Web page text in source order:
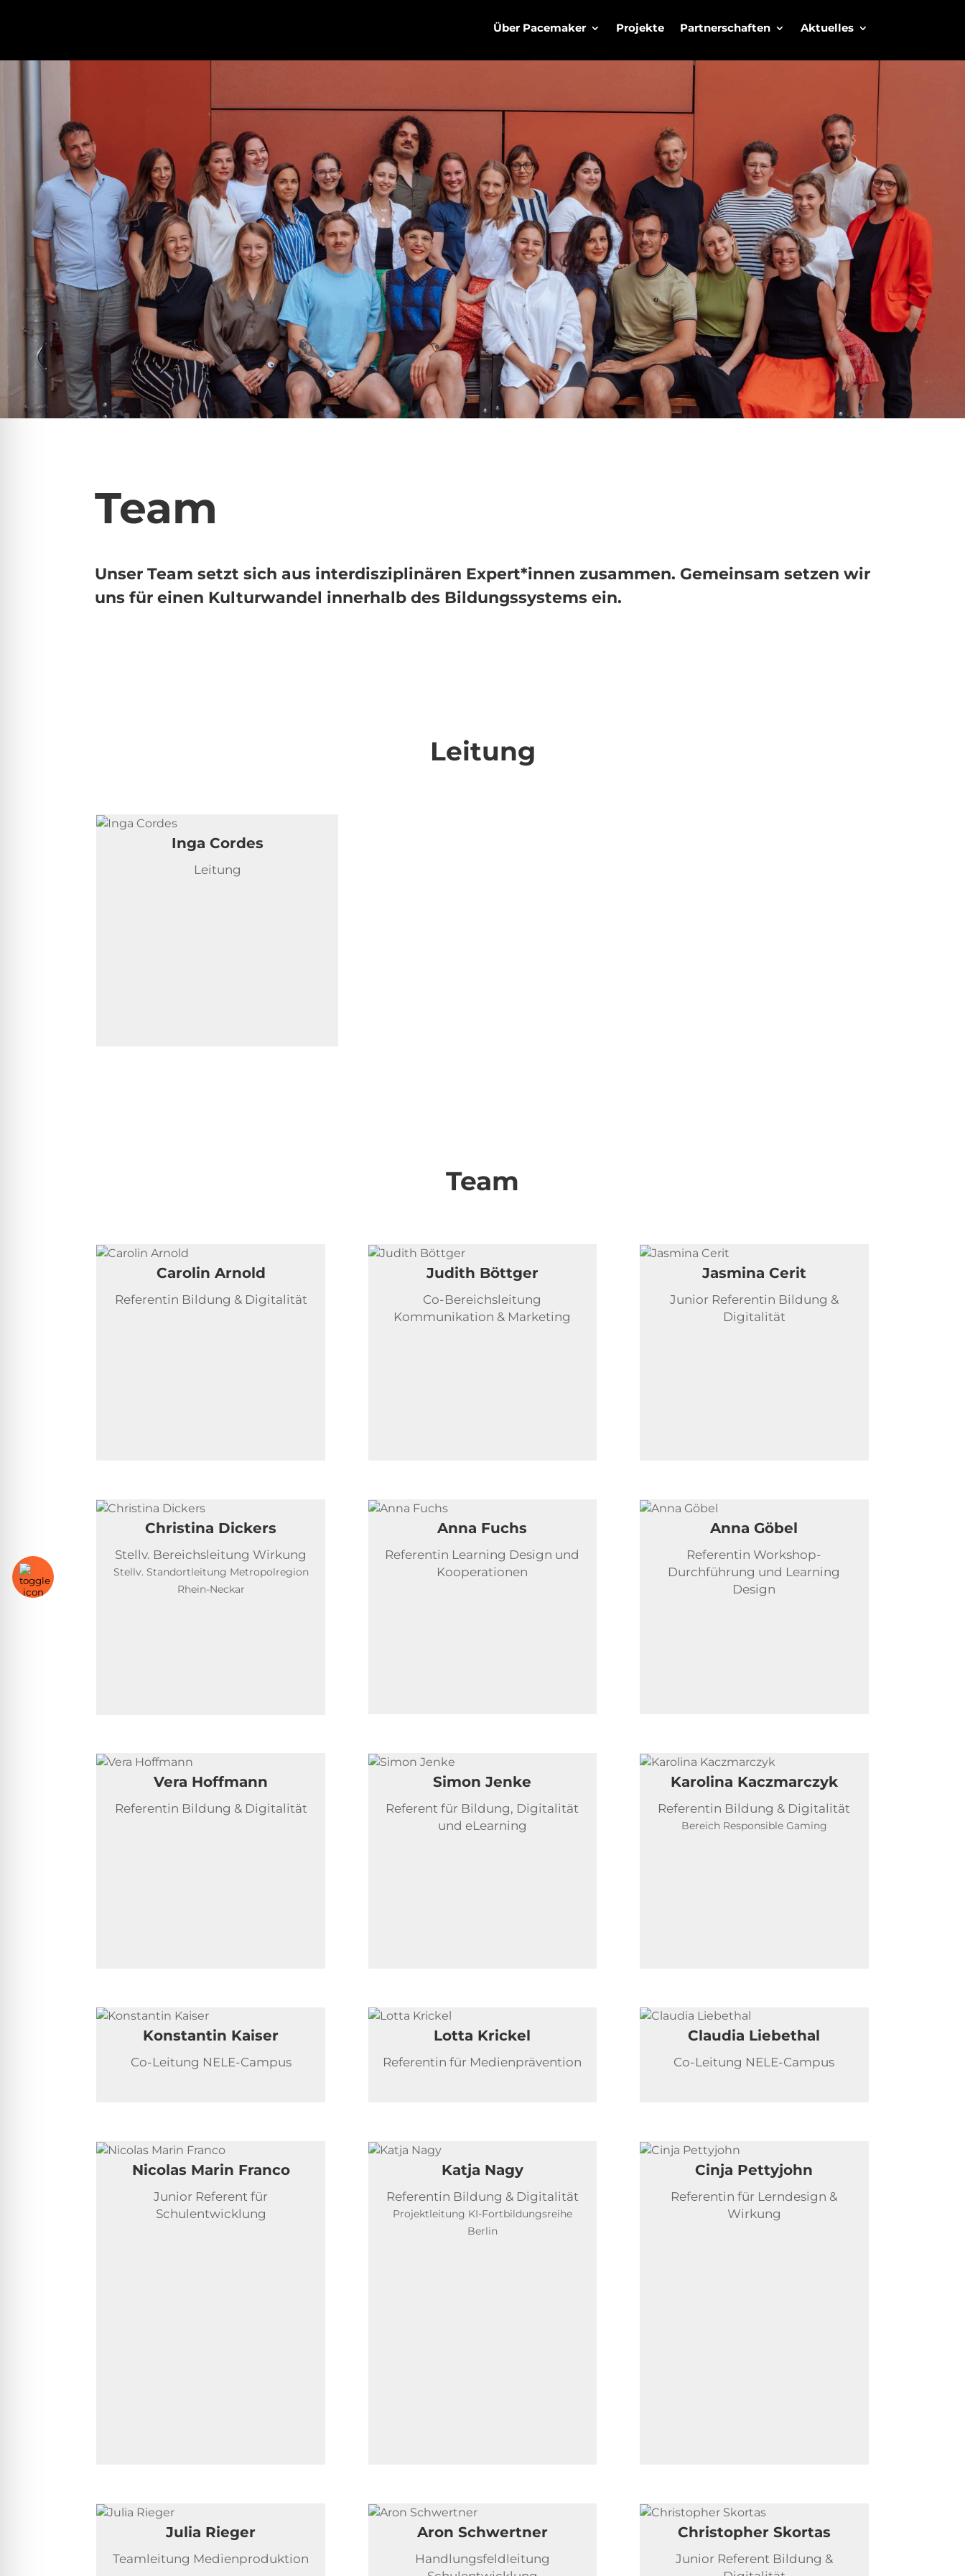
Über Pacemaker Projekte Partnerschaften Aktuelles
Team
Unser Team setzt sich aus interdisziplinären Expert*innen zusammen. Gemeinsam setzen wir
uns für einen Kulturwandel innerhalb des Bildungssystems ein.
Leitung
Inga Cordes
Leitung
Team
Carolin Arnold
Referentin Bildung & Digitalität
Judith Böttger
Co-Bereichsleitung
Kommunikation & Marketing
Jasmina Cerit
Junior Referentin Bildung &
Digitalität
Christina Dickers
Stellv. Bereichsleitung Wirkung
Stellv. Standortleitung Metropolregion
Rhein-Neckar
Anna Fuchs
Referentin Learning Design und
Kooperationen
Anna Göbel
Referentin Workshop-
Durchführung und Learning
Design
Vera Hoffmann
Referentin Bildung & Digitalität
Simon Jenke
Referent für Bildung, Digitalität
und eLearning
Karolina Kaczmarczyk
Referentin Bildung & Digitalität
Bereich Responsible Gaming
Konstantin Kaiser
Co-Leitung NELE-Campus
Lotta Krickel
Referentin für Medienprävention
Claudia Liebethal
Co-Leitung NELE-Campus
Nicolas Marin Franco
Junior Referent für
Schulentwicklung
Katja Nagy
Referentin Bildung & Digitalität
Projektleitung KI-Fortbildungsreihe
Berlin
Cinja Pettyjohn
Referentin für Lerndesign &
Wirkung
Julia Rieger
Teamleitung Medienproduktion
Aron Schwertner
Handlungsfeldleitung
Christopher Skortas
Junior Referent Bildung &